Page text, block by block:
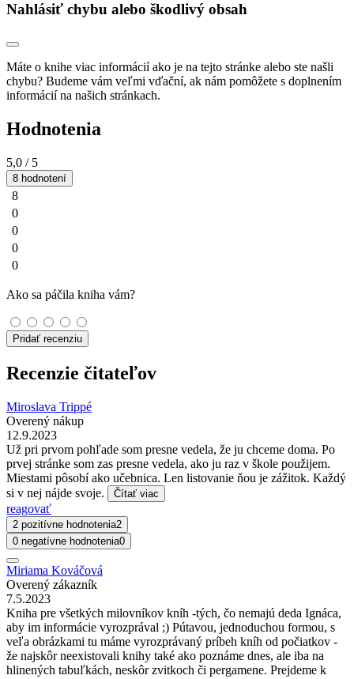
Nahlásiť chybu alebo škodlivý obsah
Máte o knihe viac informácií ako je na tejto stránke alebo ste našli
chybu? Budeme vám veľmi vďační, ak nám pomôžete s doplnením
informácií na našich stránkach.
Hodnotenia
5,0 / 5
8 hodnotení
8
0
0
0
0
Ako sa páčila kniha vám?
Pridať recenziu
Recenzie čitateľov
Miroslava Trippé
Overený nákup
12.9.2023
Už pri prvom pohľade som presne vedela, že ju chceme doma. Po
prvej stránke som zas presne vedela, ako ju raz v škole použijem.
Miestami pôsobí ako učebnica. Len listovanie ňou je zážitok. Každý
si v nej nájde svoje.
Čítať viac
reagovať
2 pozitívne hodnotenia2
0 negatívne hodnotenia0
Miriama Kováčová
Overený zákazník
7.5.2023
Kniha pre všetkých milovníkov kníh -tých, čo nemajú deda Ignáca,
aby im informácie vyrozprával ;) Pútavou, jednoduchou formou, s
veľa obrázkami tu máme vyrozprávaný príbeh kníh od počiatkov -
že najskôr neexistovali knihy také ako poznáme dnes, ale iba na
hlinených tabuľkách, neskôr zvitkoch či pergamene. Prejdeme k